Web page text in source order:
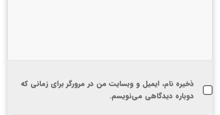
ذخیره نام، ایمیل و وبسایت من در مرورگر برای زمانی که
دوباره دیدگاهی می‌نویسم.